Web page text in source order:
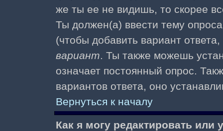
же ты ее не видишь, то скорее
Ты должен(а) ввести тему
(чтобы добавить вариант
вариант. Ты также можешь
означает постоянный опрос.
вариантов ответа, оно
Вернуться к началу
Как я могу редактировать или